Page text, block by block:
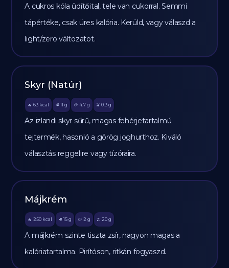
A cukros kóla üdítőital, tele van cukorral. Semmi
tápértéke, csak üres kalória. Kerüld, vagy válaszd a
light/zero változatot.
Skyr (Natúr)
🔥 63 kcal 🥩 11 g 🥔 4.7g 🫒 0.3 g
Az izlandi skyr sűrű, magas fehérjetartalmú
tejtermék, hasonló a görög joghurthoz. Kiváló
választás reggelire vagy tízóraira.
Májkrém
🔥 250 kcal 🥩 15 g 🥔 2 g 🫒 20 g
A májkrém szinte tiszta zsír, nagyon magas a
kalóriatartalma. Pirítóson, ritkán fogyaszd.